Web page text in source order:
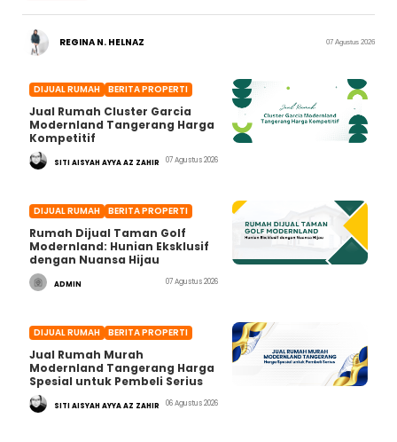
REGINA N. HELNAZ 07 Agustus 2026
DIJUAL RUMAH BERITA PROPERTI
Jual Rumah Cluster Garcia
Modernland Tangerang Harga
Kompetitif
SITI AISYAH AYYA AZ ZAHIR 07 Agustus 2026
DIJUAL RUMAH BERITA PROPERTI
Rumah Dijual Taman Golf
Modernland: Hunian Eksklusif
dengan Nuansa Hijau
ADMIN 07 Agustus 2026
DIJUAL RUMAH BERITA PROPERTI
Jual Rumah Murah
Modernland Tangerang Harga
Spesial untuk Pembeli Serius
SITI AISYAH AYYA AZ ZAHIR 06 Agustus 2026